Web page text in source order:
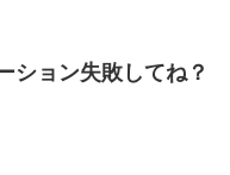
ション失敗してね？